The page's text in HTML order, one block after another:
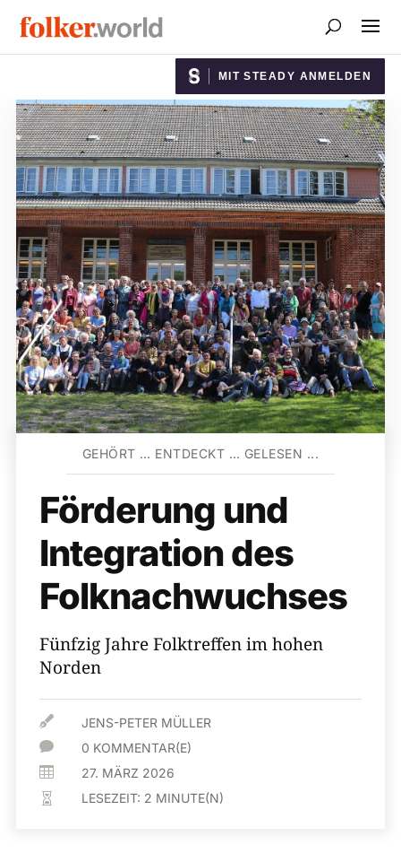
MIT STEADY ANMELDEN
GEHÖRT … ENTDECKT … GELESEN ...
Förderung und
Integration des
Folknachwuchses
Fünfzig Jahre Folktreffen im hohen
Norden
 JENS-PETER MÜLLER
 0 KOMMENTAR(E)
 27. MÄRZ 2026
 LESEZEIT: 2 MINUTE(N)